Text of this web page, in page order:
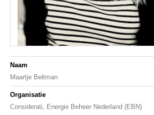
Naam
Maartje Beltman
Organisatie
Considerati, Energie Beheer Nederland (EBN)